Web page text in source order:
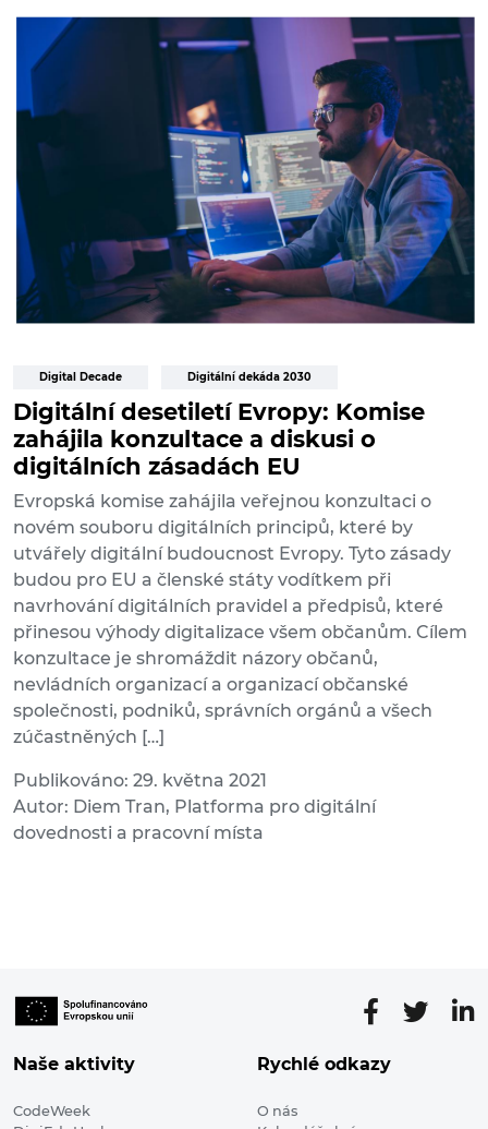
Digital Decade Digitální dekáda 2030
Digitální desetiletí Evropy: Komise
zahájila konzultace a diskusi o
digitálních zásadách EU
Evropská komise zahájila veřejnou konzultaci o
novém souboru digitálních principů, které by
utvářely digitální budoucnost Evropy. Tyto zásady
budou pro EU a členské státy vodítkem při
navrhování digitálních pravidel a předpisů, které
přinesou výhody digitalizace všem občanům. Cílem
konzultace je shromáždit názory občanů,
nevládních organizací a organizací občanské
společnosti, podniků, správních orgánů a všech
zúčastněných […]
Publikováno: 29. května 2021
Autor: Diem Tran, Platforma pro digitální
dovednosti a pracovní místa
Naše aktivity
CodeWeek
Rychlé odkazy
O nás